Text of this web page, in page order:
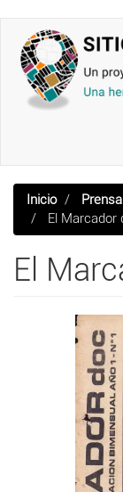
contenido
principal
Inicio
El Marcador
El